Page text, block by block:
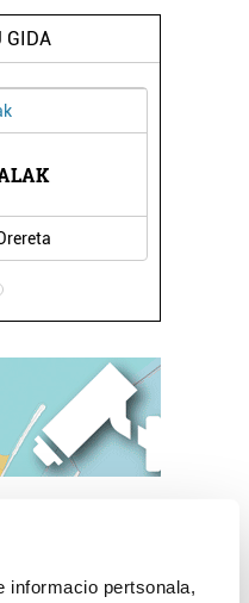
informacio pertsonala,
GIDA